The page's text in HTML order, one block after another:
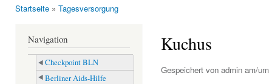
Startseite » Tagesversorgung
Navigation
Checkpoint BLN
Berliner Aids-Hilfe
Kuchus
Gespeichert von admin am/um